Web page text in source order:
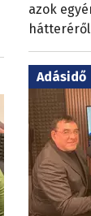
azok
Adásidő